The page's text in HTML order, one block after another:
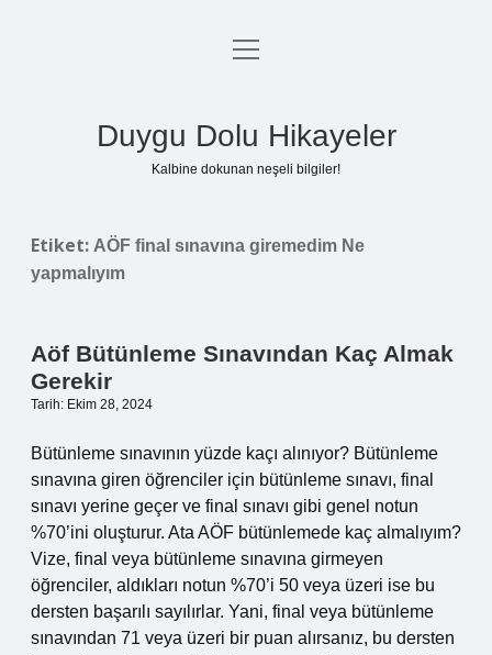
Anasayfa
menüyü
Duygu Dolu Hikayeler
Kalbine dokunan neşeli bilgiler!
Etiket: AÖF final sınavına giremedim Ne
yapmalıyım
Aöf Bütünleme Sınavından Kaç Almak
Gerekir
Tarih: Ekim 28, 2024
Bütünleme sınavının yüzde kaçı alınıyor? Bütünleme
sınavına giren öğrenciler için bütünleme sınavı, final
sınavı yerine geçer ve final sınavı gibi genel notun
%70’ini oluşturur. Ata AÖF bütünlemede kaç almalıyım?
Vize, final veya bütünleme sınavına girmeyen
öğrenciler, aldıkları notun %70’i 50 veya üzeri ise bu
dersten başarılı sayılırlar. Yani, final veya bütünleme
sınavından 71 veya üzeri bir puan alırsanız, bu dersten